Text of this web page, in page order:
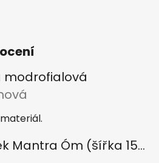
modrofialová
5 z 5 hvězdiček.
Měděný náramek Mantra Óm (šířka 15 mm)